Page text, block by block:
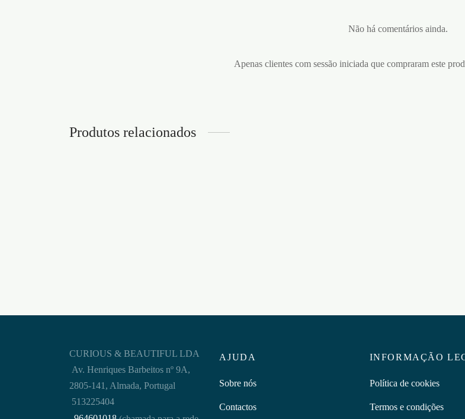
Não há comentários ainda.
Apenas clientes com sessão iniciada que compraram este
Produtos relacionados
AJUDA
Sobre nós
Contactos
INFORMAÇÃO
Política de cookies
Termos e condições
CURIOUS & BEAUTIFUL LDA
Av. Henriques Barbeitos nº 9A,
2805-141, Almada, Portugal
513225404